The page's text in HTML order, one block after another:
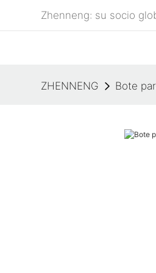
Zhenneng: su socio
ZHENNENG Bote